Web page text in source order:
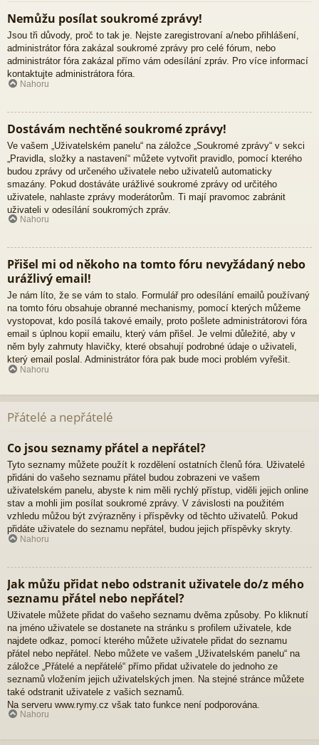
Nemůžu posílat soukromé zprávy!
Jsou tři důvody, proč to tak je. Nejste zaregistrovaní a/nebo přihlášení,
administrátor fóra zakázal soukromé zprávy pro celé fórum, nebo
administrátor fóra zakázal přímo vám odesílání zpráv. Pro více informací
kontaktujte administrátora fóra.
Nahoru
Dostávám nechtěné soukromé zprávy!
Ve vašem „Uživatelském panelu“ na záložce „Soukromé zprávy“ v sekci
„Pravidla, složky a nastavení“ můžete vytvořit pravidlo, pomocí kterého
budou zprávy od určeného uživatele nebo uživatelů automaticky
smazány. Pokud dostáváte urážlivé soukromé zprávy od určitého
uživatele, nahlaste zprávy moderátorům. Ti mají pravomoc zabránit
uživateli v odesílání soukromých zpráv.
Nahoru
Přišel mi od někoho na tomto fóru nevyžádaný nebo
urážlivý email!
Je nám líto, že se vám to stalo. Formulář pro odesílání emailů používaný
na tomto fóru obsahuje obranné mechanismy, pomocí kterých můžeme
vystopovat, kdo posílá takové emaily, proto pošlete administrátorovi fóra
email s úplnou kopií emailu, který vám přišel. Je velmi důležité, aby v
něm byly zahrnuty hlavičky, které obsahují podrobné údaje o uživateli,
který email poslal. Administrátor fóra pak bude moci problém vyřešit.
Nahoru
Přátelé a nepřátelé
Co jsou seznamy přátel a nepřátel?
Tyto seznamy můžete použít k rozdělení ostatních členů fóra. Uživatelé
přidáni do vašeho seznamu přátel budou zobrazeni ve vašem
uživatelském panelu, abyste k nim měli rychlý přístup, viděli jejich online
stav a mohli jim posílat soukromé zprávy. V závislosti na použitém
vzhledu můžou být zvýrazněny i příspěvky od těchto uživatelů. Pokud
přidáte uživatele do seznamu nepřátel, budou jejich příspěvky skryty.
Nahoru
Jak můžu přidat nebo odstranit uživatele do/z mého
seznamu přátel nebo nepřátel?
Uživatele můžete přidat do vašeho seznamu dvěma způsoby. Po kliknutí
na jméno uživatele se dostanete na stránku s profilem uživatele, kde
najdete odkaz, pomocí kterého můžete uživatele přidat do seznamu
přátel nebo nepřátel. Nebo můžete ve vašem „Uživatelském panelu“ na
záložce „Přátelé a nepřátelé“ přímo přidat uživatele do jednoho ze
seznamů vložením jejich uživatelských jmen. Na stejné stránce můžete
také odstranit uživatele z vašich seznamů.
Na serveru www.rymy.cz však tato funkce není podporována.
Nahoru